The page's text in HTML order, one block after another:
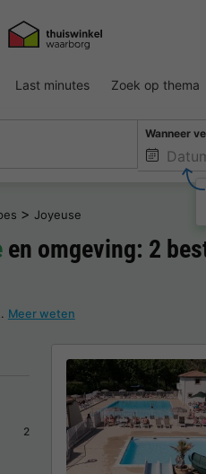
Last minutes Zoek op thema
Wanneer
> Joyeuse
en omgeving: 2
Meer weten
2